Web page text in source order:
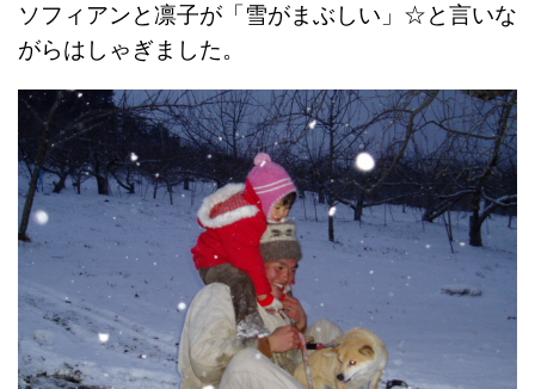
ソフィアンと凛子が「雪がまぶしい」☆と言いな
がらはしゃぎました。